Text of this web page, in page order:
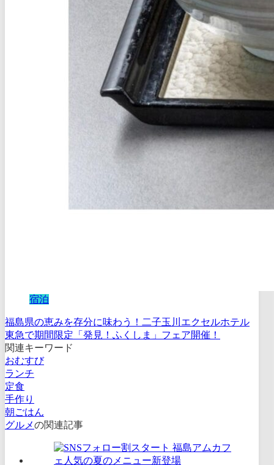
宿泊
福島県の恵みを存分に味わう！二子玉川エクセルホテル
東急で期間限定「発見！ふくしま」フェア開催！
関連キーワード
おむすび
ランチ
定食
手作り
朝ごはん
グルメの関連記事